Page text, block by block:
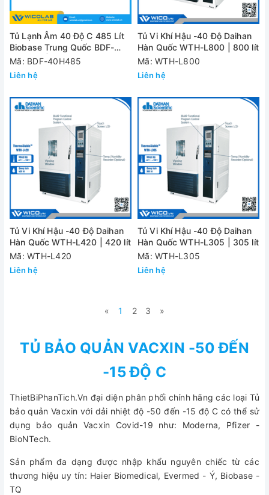
Tủ Lạnh Âm 40 Độ C 485 Lít
Biobase Trung Quốc BDF-
40H485 | Cửa Trên
Mã: BDF-40H485
Liên hệ
Tủ Vi Khí Hậu -40 Độ Daihan
Hàn Quốc WTH-L800 | 800 lít
Mã: WTH-L800
Liên hệ
Tủ Vi Khí Hậu -40 Độ Daihan
Hàn Quốc WTH-L420 | 420 lít
Mã: WTH-L420
Liên hệ
Tủ Vi Khí Hậu -40 Độ Daihan
Hàn Quốc WTH-L305 | 305 lít
Mã: WTH-L305
Liên hệ
« 1 2 3 »
TỦ BẢO QUẢN VACXIN -50 ĐẾN
-15 ĐỘ C
ThietBiPhanTich.Vn đại diện phân phối chính hãng các loại Tủ
bảo quản Vacxin với dải nhiệt độ -50 đến -15 độ C có thể sử
dụng bảo quản Vacxin Covid-19 như: Moderna, Pfizer -
BioNTech.
Sản phẩm đa dạng được nhập khẩu nguyên chiếc từ các
thương hiệu uy tín: Haier Biomedical, Evermed - Ý, Biobase -
TQ